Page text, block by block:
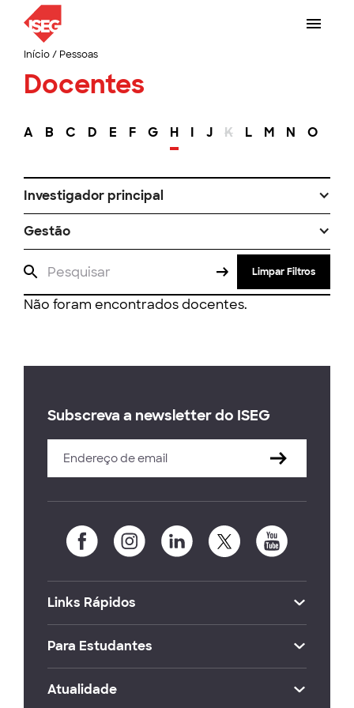
Início/ Pessoas
Docentes
A B C D E F G H I J K L M N O
Investigador principal
Gestão
Limpar Filtros
Não foram encontrados docentes.
Subscreva a newsletter do ISEG
Links Rápidos
Para Estudantes
Atualidade